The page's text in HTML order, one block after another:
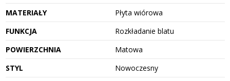
MATERIAŁY
Płyta wiórowa
FUNKCJA
Rozkładanie blatu
POWIERZCHNIA
Matowa
STYL
Nowoczesny